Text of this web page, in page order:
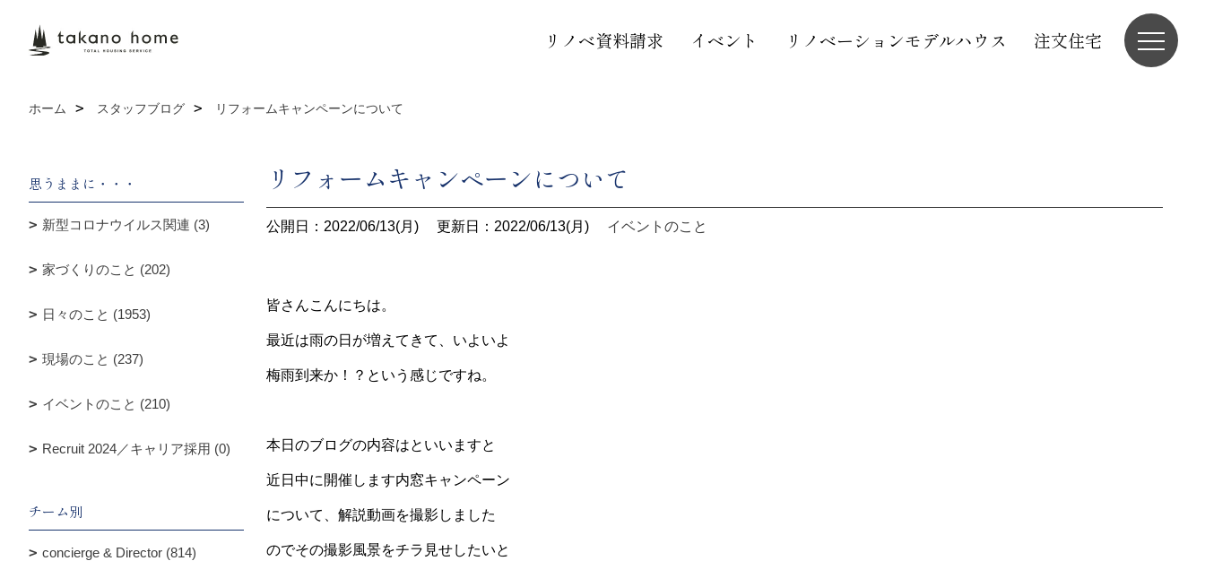
リノベ資料請求 イベント リノベーションモデルハウス 注文住宅
ホーム スタッフブログ リフォームキャンペーンについて
リフォームキャンペーンについて
公開日：2022/06/13(月) 更新日：2022/06/13(月) イベントのこと
皆さんこんにちは。
最近は雨の日が増えてきて、いよいよ
梅雨到来か！？という感じですね。
本日のブログの内容はといいますと
近日中に開催します内窓キャンペーン
について、解説動画を撮影しました
のでその撮影風景をチラ見せしたいと
思うままに・・・
新型コロナウイルス関連 (3)
家づくりのこと (202)
日々のこと (1953)
現場のこと (237)
イベントのこと (210)
Recruit 2024／キャリア採用 (0)
チーム別
concierge & Director (814)